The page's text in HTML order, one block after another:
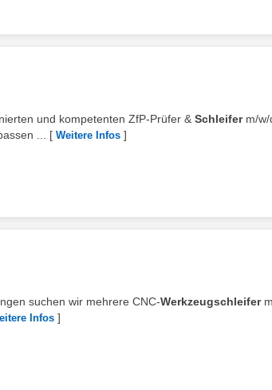
und kompetenten ZfP-Prüfer & Schleiferm/w/
...
[ Weitere Infos ]
suchen wir mehrere CNC-Werkzeugschleifer
Infos ]